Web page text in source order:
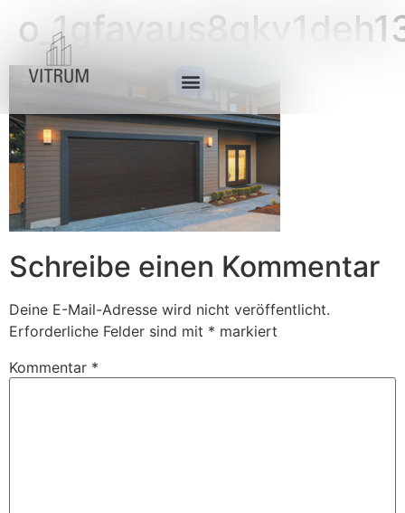
Schreibe einen Kommentar
Deine E-Mail-Adresse wird nicht veröffentlicht.
Erforderliche Felder sind mit * markiert
Kommentar *